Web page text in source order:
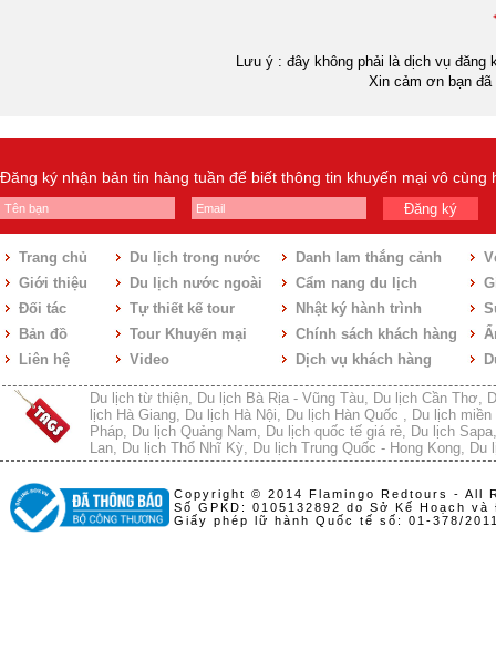
Lưu ý : đây không phải là dịch vụ
Xin cảm ơn bạn đã
Đăng ký nhận bản tin hàng tuần để biết thông tin khuyến mại vô cùng
Đăng ký
Trang chủ
Giới thiệu
Đối tác
Bản đồ
Liên hệ
Du lịch trong nước
Du lịch nước ngoài
Tự thiết kế tour
Tour Khuyến mại
Video
Danh lam thắng cảnh
Cẩm nang du lịch
Nhật ký hành trình
Chính sách khách hàng
Dịch vụ khách hàng
Du lịch từ thiện, Du lịch Bà Rịa - Vũng Tàu, Du lịch Cần Thơ,
lịch Hà Giang, Du lịch Hà Nội, Du lịch Hàn Quốc , Du lịch miền
Pháp, Du lịch Quảng Nam, Du lịch quốc tế giá rẻ, Du lịch Sapa
Lan, Du lịch Thổ Nhĩ Kỳ, Du lịch Trung Quốc - Hong Kong, Du
Copyright © 2014 Flamingo Redtours - All
Số GPKD: 0105132892 do Sở Kế Hoạch
Giấy phép lữ hành Quốc tế số: 01-378/